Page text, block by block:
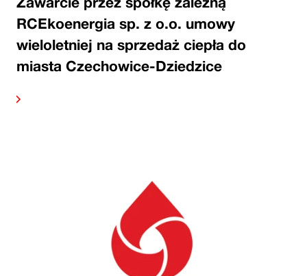
RCEkoenergia sp. z o.o. umowy
wieloletniej na sprzedaż ciepła do
miasta Czechowice-Dziedzice